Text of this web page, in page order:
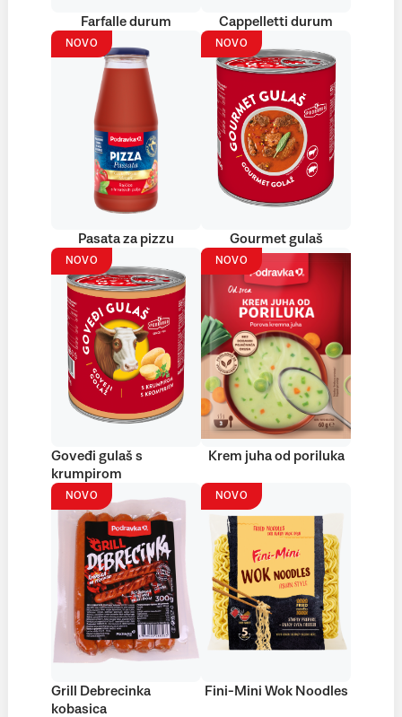
Farfalle durum Cappelletti durum
NOVO
Pasata za pizzu
NOVO
Gourmet gulaš
NOVO
Goveđi gulaš s
krumpirom
NOVO
Krem juha od poriluka
NOVO
Grill Debrecinka
kobasica
NOVO
Fini-Mini Wok Noodles